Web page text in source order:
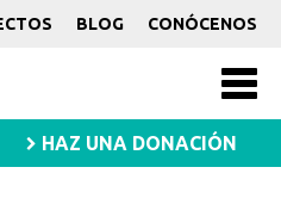
BLOG CONÓCENOS
HAZ UNA DONACIÓN